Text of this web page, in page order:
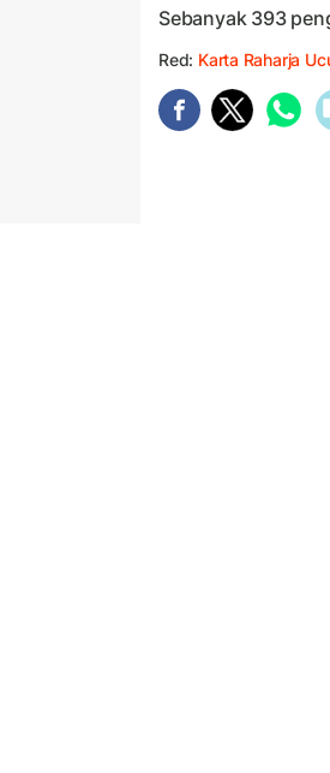
Sebanyak 393
Red: Karta Raharja